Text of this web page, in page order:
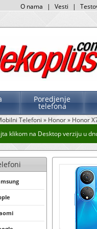
O nama | Vesti |
Poredjenje
telefona
Telefoni » Honor» Honor
klikom na Desktop verziju u